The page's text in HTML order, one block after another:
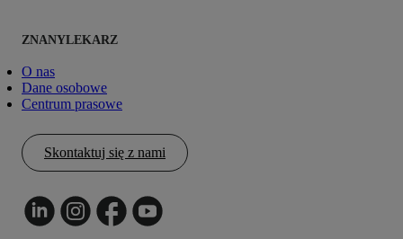
ZNANYLEKARZ
O nas
Dane osobowe
Centrum prasowe
Skontaktuj się z nami